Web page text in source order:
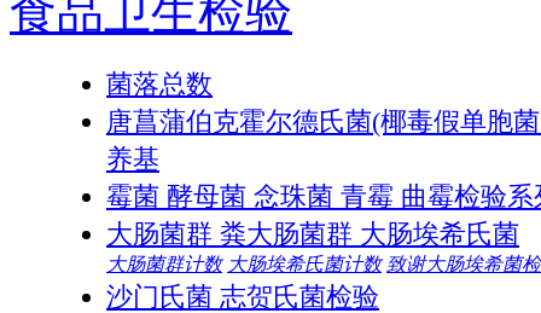
食品卫生检验
菌落总数
唐菖蒲伯克霍尔德氏菌(椰毒假单胞
养基
霉菌 酵母菌 念珠菌 青霉 曲霉检验系
大肠菌群 粪大肠菌群 大肠埃希氏菌
大肠菌群计数 大肠埃希氏菌计数 致谢大肠埃希菌
沙门氏菌 志贺氏菌检验